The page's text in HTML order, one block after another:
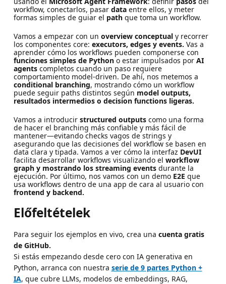
workflow, conectarlos, pasar dataentre ellos, y meter
formas simples de guiar el pathque toma un workflow.
Vamos a empezar con un overview conceptualy recorrer
los componentes core: executors, edges y events. Vas a
aprender cómo los workflows pueden componerse con
funciones simples de Pythono estar impulsados por AI
agentscompletos cuando un paso requiere
comportamiento model-driven. De ahí, nos metemos a
conditional branching, mostrando cómo un workflow
puede seguir paths distintos según model outputs,
resultados intermedios o decision functions ligeras.
Vamos a introducir structured outputscomo una forma
de hacer el branching más confiable y más fácil de
mantener—evitando checks vagos de strings y
asegurando que las decisiones del workflow se basen en
data clara y tipada. Vamos a ver cómo la interfaz DevUI
facilita desarrollar workflows visualizando el workflow
graph y mostrando los streaming eventsdurante la
ejecución. Por último, nos vamos con un demo E2E que
usa workflows dentro de una app de cara al usuario con
frontend y backend.
Előfeltételek
Para seguir los ejemplos en vivo, crea una cuenta gratis
de GitHub.
Si estás empezando desde cero con IA generativa en
Python, arranca con nuestra serie de 9 partes Python +
IA, que cubre LLMs, modelos de embeddings, RAG,